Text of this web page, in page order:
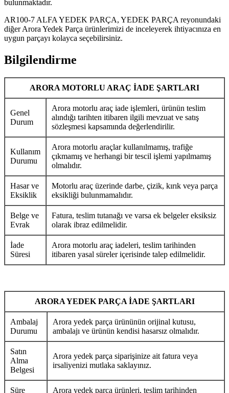
bulunmaktadır.
AR100-7 ALFA YEDEK PARÇA, YEDEK PARÇA reyonundaki
diğer Arora Yedek Parça ürünlerimizi de inceleyerek ihtiyacınıza en
uygun parçayı kolayca seçebilirsiniz.
Bilgilendirme
ARORA MOTORLU ARAÇ İADE ŞARTLARI
Genel
Durum
Arora motorlu araç iade işlemleri, ürünün teslim
alındığı tarihten itibaren ilgili mevzuat ve satış
sözleşmesi kapsamında değerlendirilir.
Kullanım
Durumu
Arora motorlu araçlar kullanılmamış, trafiğe
çıkmamış ve herhangi bir tescil işlemi yapılmamış
olmalıdır.
Hasar ve
Eksiklik
Motorlu araç üzerinde darbe, çizik, kırık veya parça
eksikliği bulunmamalıdır.
Belge ve
Evrak
Fatura, teslim tutanağı ve varsa ek belgeler eksiksiz
olarak ibraz edilmelidir.
İade
Süresi
Arora motorlu araç iadeleri, teslim tarihinden
itibaren yasal süreler içerisinde talep edilmelidir.
ARORA YEDEK PARÇA İADE ŞARTLARI
Ambalaj
Durumu
Arora yedek parça ürününün orijinal kutusu,
ambalajı ve ürünün kendisi hasarsız olmalıdır.
Satın
Alma
Belgesi
Arora yedek parça siparişinize ait fatura veya
irsaliyenizi mutlaka saklayınız.
Süre Arora yedek parça ürünleri, teslim tarihinden